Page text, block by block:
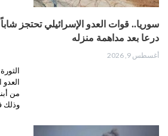
سوريا.. قوات العدو الإسرائيلي تحتجز
درعا بعد مداهمة منزله
أغسطس 9, 2026
من
وذلك